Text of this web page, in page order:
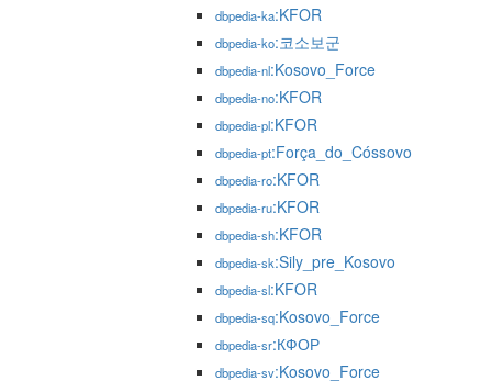
dbpedia-ka:KFOR
dbpedia-ko:코소보군
dbpedia-nl:Kosovo_Force
dbpedia-no:KFOR
dbpedia-pl:KFOR
dbpedia-pt:Força_do_Cóssovo
dbpedia-ro:KFOR
dbpedia-ru:KFOR
dbpedia-sh:KFOR
dbpedia-sk:Sily_pre_Kosovo
dbpedia-sl:KFOR
dbpedia-sq:Kosovo_Force
dbpedia-sr:КФОР
dbpedia-sv:Kosovo_Force